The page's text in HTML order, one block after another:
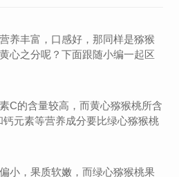
养丰富，口感好，那同样是猕猴
心之分呢？下面跟随小编一起区
C的含量较高，而黄心猕猴桃所含
元素等营养成分要比绿心猕猴桃
小，果质软嫩，而绿心猕猴桃果